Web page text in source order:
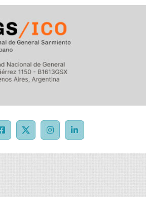
Facebook
X InstagramLinkedIn